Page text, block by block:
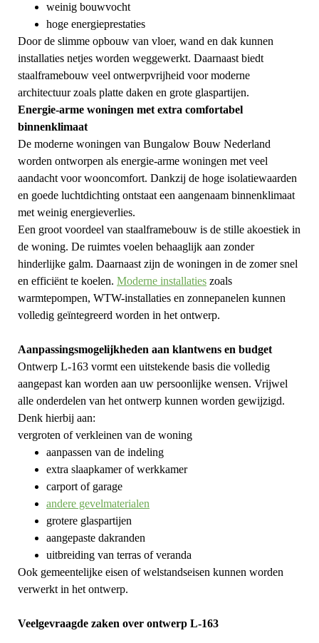
weinig bouwvocht
hoge energieprestaties
Door de slimme opbouw van vloer, wand en dak kunnen
installaties netjes worden weggewerkt. Daarnaast biedt
staalframebouw veel ontwerpvrijheid voor moderne
architectuur zoals platte daken en grote glaspartijen.
Energie-arme woningen met extra comfortabel
binnenklimaat
De moderne woningen van Bungalow Bouw Nederland
worden ontworpen als energie-arme woningen met veel
aandacht voor wooncomfort. Dankzij de hoge isolatiewaarden
en goede luchtdichting ontstaat een aangenaam binnenklimaat
met weinig energieverlies.
Een groot voordeel van staalframebouw is de stille akoestiek in
de woning. De ruimtes voelen behaaglijk aan zonder
hinderlijke galm. Daarnaast zijn de woningen in de zomer snel
en efficiënt te koelen. Moderne installaties zoals
warmtepompen, WTW-installaties en zonnepanelen kunnen
volledig geïntegreerd worden in het ontwerp.
Aanpassingsmogelijkheden aan klantwens en budget
Ontwerp L-163 vormt een uitstekende basis die volledig
aangepast kan worden aan uw persoonlijke wensen. Vrijwel
alle onderdelen van het ontwerp kunnen worden gewijzigd.
Denk hierbij aan:
vergroten of verkleinen van de woning
aanpassen van de indeling
extra slaapkamer of werkkamer
carport of garage
andere gevelmaterialen
grotere glaspartijen
aangepaste dakranden
uitbreiding van terras of veranda
Ook gemeentelijke eisen of welstandseisen kunnen worden
verwerkt in het ontwerp.
Veelgevraagde zaken over ontwerp L-163